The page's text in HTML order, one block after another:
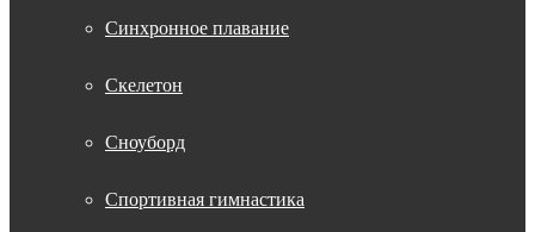
Синхронное плавание
Скелетон
Сноуборд
Спортивная гимнастика